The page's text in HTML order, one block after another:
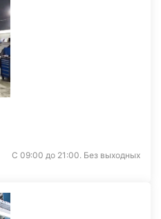
С 09:00 до 21:00. Без выходных